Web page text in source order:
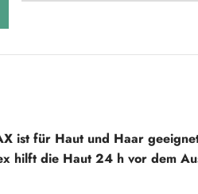
ist für Haut und Haar
hilft die Haut 24 h vor dem